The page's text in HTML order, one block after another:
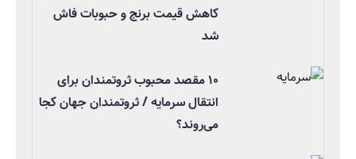
کاهش قیمت برنج و حبوبات فاش
شد
۱۰ مقصد محبوب ثروتمندان برای
انتقال سرمایه / ثروتمندان جهان کجا
می‌روند؟